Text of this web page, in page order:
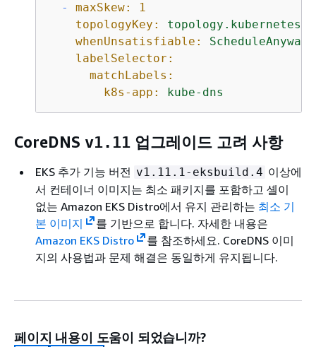
-
maxSkew:
1
topologyKey:
whenUnsatisfiable:
ScheduleAnyway
labelSelector:
matchLabels:
k8s-app:
kube-dns
CoreDNS v1.11 업그레이드 고려 사항
EKS 추가 기능 버전 v1.11.1-eksbuild.4 이상에
서 컨테이너 이미지는 최소 패키지를 포함하고 셸이
없는 Amazon EKS Distro에서 유지 관리하는 최소 기
본 이미지
를 기반으로 합니다. 자세한 내용은
Amazon EKS Distro
를 참조하세요. CoreDNS 이미
지의 사용법과 문제 해결은 동일하게 유지됩니다.
페이지 내용이 도움이 되었습니까?